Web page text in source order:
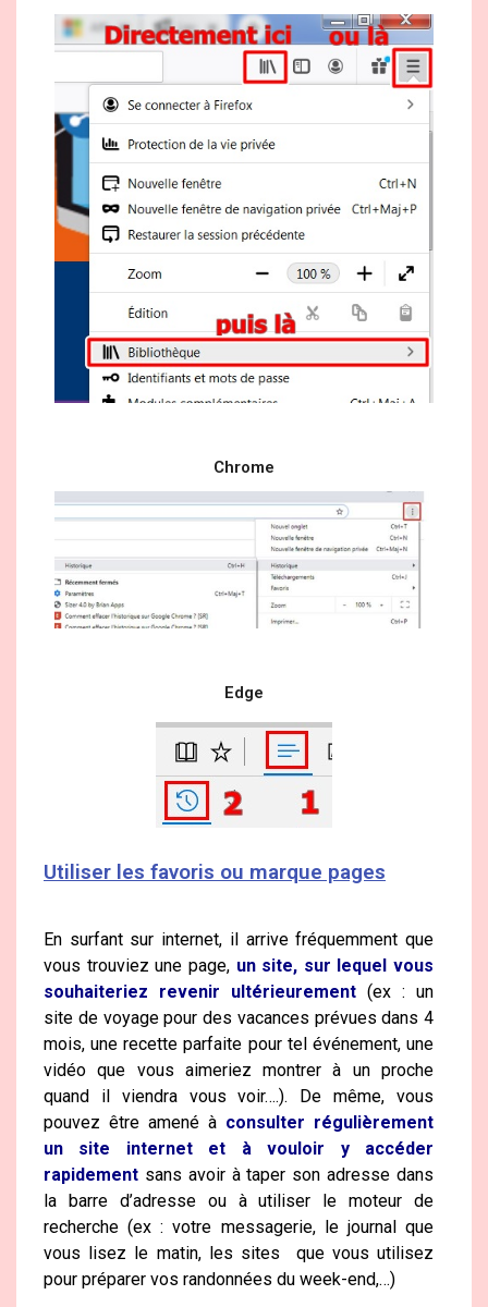
Chrome
Edge
Utiliser les favoris ou marque pages
En surfant sur internet, il arrive fréquemment que
vous trouviez une page, un site, sur lequel vous
souhaiteriez revenir ultérieurement (ex : un
site de voyage pour des vacances prévues dans 4
mois, une recette parfaite pour tel événement, une
vidéo que vous aimeriez montrer à un proche
quand il viendra vous voir….). De même, vous
pouvez être amené à consulter régulièrement
un site internet et à vouloir y accéder
rapidement sans avoir à taper son adresse dans
la barre d’adresse ou à utiliser le moteur de
recherche (ex : votre messagerie, le journal que
vous lisez le matin, les sites que vous utilisez
pour préparer vos randonnées du week-end,…)